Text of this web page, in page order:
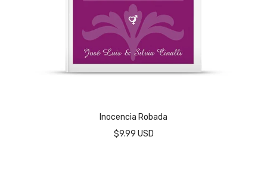
Inocencia Robada
$9.99 USD